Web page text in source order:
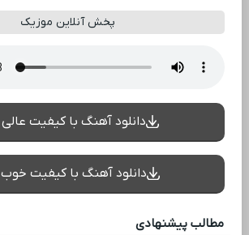
پخش آنلاین موزیک
دانلود آهنگ با کیفیت عالی 320
دانلود آهنگ با کیفیت خوب 128
مطالب پیشنهادی